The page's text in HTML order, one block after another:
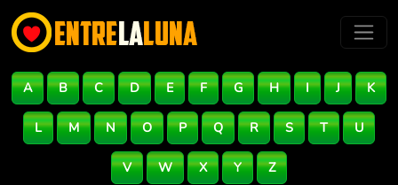
A B C D E F G H I J K
L M N O P Q R S T U
V W X Y Z